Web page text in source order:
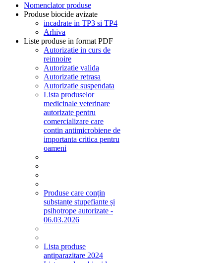
Nomenclator produse
Produse biocide avizate
incadrate in TP3 si TP4
Arhiva
Liste produse in format PDF
Autorizatie in curs de
reinnoire
Autorizatie valida
Autorizatie retrasa
Autorizatie suspendata
Lista produselor
medicinale veterinare
autorizate pentru
comercializare care
contin antimicrobiene de
importanta critica pentru
oameni
Produse care conțin
substanțe stupefiante și
psihotrope autorizate -
06.03.2026
Lista produse
antiparazitare 2024